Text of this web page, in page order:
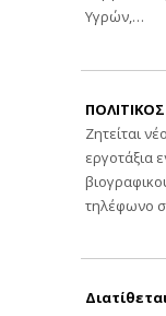
Υγρών,…
Ζητείται
εργοτάξια
τηλέφωνο